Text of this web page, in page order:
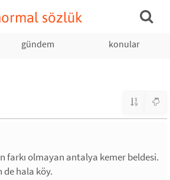
sözlük
gündem konular
farkı olmayan antalya kemer beldesi.
hala köy.